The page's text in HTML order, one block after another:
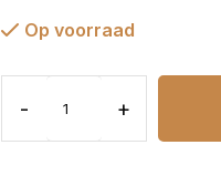
Op voorraad
- +